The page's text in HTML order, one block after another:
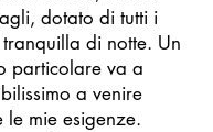
dotato di tutti i
di notte. Un
particolare va a
a venire
le mie esigenze.